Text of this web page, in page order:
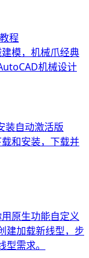
程
模，机械爪经典
机械设计
装自动激活版
和安装，下载并
原生功能自定义
建加载新线型，步
需求。